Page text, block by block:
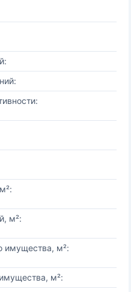
м²:
имущества, м²:
м²: